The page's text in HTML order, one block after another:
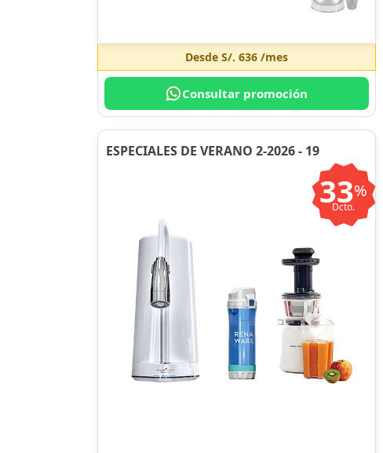
Desde S/. 636/mes
Consultar promoción
ESPECIALES DE VERANO 2-2026 - 19
33%
Dcto.